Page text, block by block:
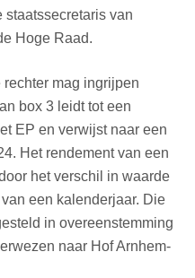
van
Hoge Raad.
mag ingrijpen
box 3 leidt tot een
EP en verwijst naar een
Het rendement van een
het verschil in waarde
een kalenderjaar. Die
in overeenstemming
naar Hof Arnhem-